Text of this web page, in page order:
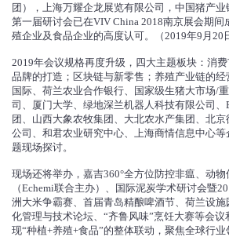
团），上海万耀企龙展览有限公司，中国猪产业
第一届研讨会已在VIV China 2018南京展会期
殖企业及食品企业的高度认可。（2019年9月20
2019年会议规格再度升级，四大主题板块：消
品牌的打造；区块链与新零售；养殖产业链的
国际、荷兰农业合作银行、国家级生猪大市场/
司、厦门大学、绿地深兰机器人科技有限公司
团、山西大象农牧集团、大北农水产集团、北
公司、和君农业研究中心、上海商情信息中心
题现场探讨。
现场还将举办，嘉吉360°全方位防控非瘟、动
（Echemi联合主办）、国际泥炭学术研讨会暨
洲大米争霸赛、首届青岛精酿啤酒节、荷兰设
化管理与技术论坛、“齐鲁风味”烹饪大赛等会
现“种植+养殖+食品”的整体联动，聚焦全球行